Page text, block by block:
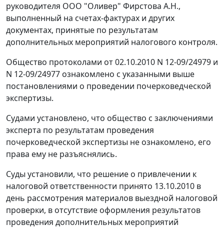
руководителя ООО "Оливер" Фирстова А.Н.,
выполненный на счетах-фактурах и других
документах, принятые по результатам
дополнительных мероприятий налогового контроля.
Общество протоколами от 02.10.2010 N 12-09/24979 и
N 12-09/24977 ознакомлено с указанными выше
постановлениями о проведении почерковедческой
экспертизы.
Судами установлено, что общество с заключениями
эксперта по результатам проведения
почерковедческой экспертизы не ознакомлено, его
права ему не разъяснялись.
Суды установили, что решение о привлечении к
налоговой ответственности принято 13.10.2010 в
день рассмотрения материалов выездной налоговой
проверки, в отсутствие оформления результатов
проведения дополнительных мероприятий